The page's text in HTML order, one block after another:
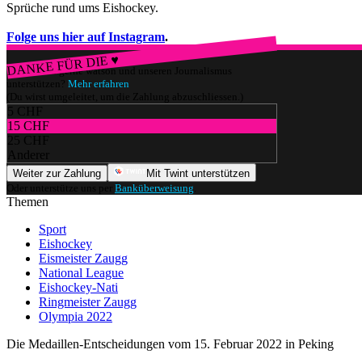
Sprüche rund ums Eishockey.
Folge uns hier auf Instagram.
DANKE FÜR DIE ♥
Würdest du gerne watson und unseren Journalismus
unterstützen? Mehr erfahren
(Du wirst umgeleitet, um die Zahlung abzuschliessen.)
5 CHF
15 CHF
25 CHF
Anderer
Weiter zur Zahlung
Mit Twint unterstützen
Oder unterstütze uns per Banküberweisung
Themen
Sport
Eishockey
Eismeister Zaugg
National League
Eishockey-Nati
Ringmeister Zaugg
Olympia 2022
Die Medaillen-Entscheidungen vom 15. Februar 2022 in Peking